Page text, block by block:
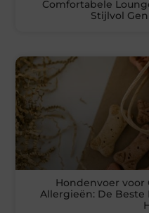
Comfortabele
Stijlvol
Hondenvoer voor
Allergieën: De Beste